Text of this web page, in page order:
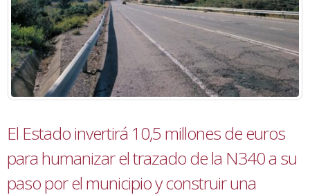
El Estado invertirá 10,5 millones de euros
para humanizar el trazado de la N340 a su
paso por el municipio y construir una